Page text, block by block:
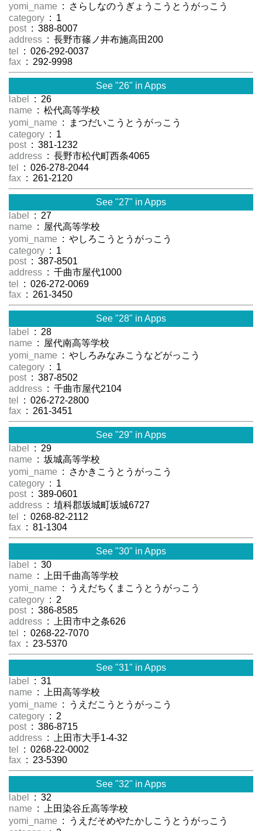
yomi_name : さらしなのうぎょうこうとうがっこう
category : 1
post : 388-8007
address : 長野市篠ノ井布施高田200
tel
: 026-292-0037
fax : 292-9998
See "26" in Apps
label
: 26
name : 松代高等学校
yomi_name : まつだいこうとうがっこう
category : 1
post : 381-1232
address : 長野市松代町西条4065
tel
: 026-278-2044
fax : 261-2120
See "27" in Apps
label
: 27
name : 屋代高等学校
yomi_name : やしろこうとうがっこう
category : 1
post : 387-8501
address : 千曲市屋代1000
tel
: 026-272-0069
fax : 261-3450
See "28" in Apps
label
: 28
name : 屋代南高等学校
yomi_name : やしろみなみこうなどがっこう
category : 1
post : 387-8502
address : 千曲市屋代2104
tel
: 026-272-2800
fax : 261-3451
See "29" in Apps
label
: 29
name : 坂城高等学校
yomi_name : さかきこうとうがっこう
category : 1
post : 389-0601
address : 埴科郡坂城町坂城6727
tel
: 0268-82-2112
fax : 81-1304
See "30" in Apps
label
: 30
name : 上田千曲高等学校
yomi_name : うえだちくまこうとうがっこう
category : 2
post : 386-8585
address : 上田市中之条626
tel
: 0268-22-7070
fax : 23-5370
See "31" in Apps
label
: 31
name : 上田高等学校
yomi_name : うえだこうとうがっこう
category : 2
post : 386-8715
address : 上田市大手1-4-32
tel
: 0268-22-0002
fax : 23-5390
See "32" in Apps
label
: 32
name : 上田染谷丘高等学校
yomi_name : うえだそめやたかしこうとうがっこう